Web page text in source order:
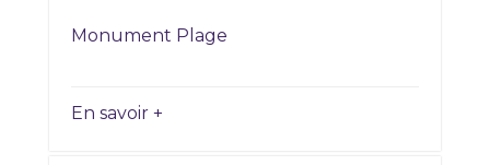
Monument Plage
En savoir +